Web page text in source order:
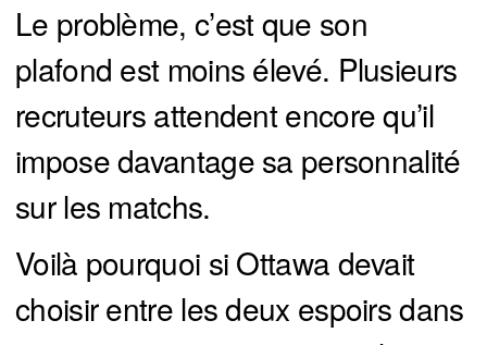
Le problème, c’est que son
plafond est moins élevé. Plusieurs
recruteurs attendent encore qu’il
impose davantage sa personnalité
sur les matchs.
Voilà pourquoi si Ottawa devait
choisir entre les deux espoirs dans